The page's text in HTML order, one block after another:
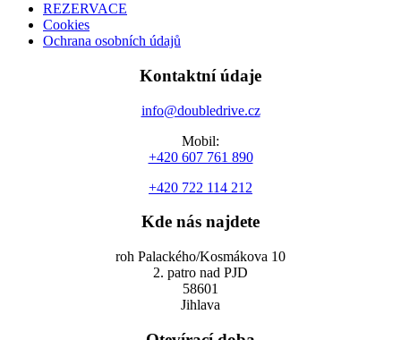
REZERVACE
Cookies
Ochrana osobních údajů
Kontaktní údaje
info@doubledrive.cz
Mobil:
+420 607 761 890
+420 722 114 212
Kde nás najdete
roh Palackého/Kosmákova 10
2. patro nad PJD
58601
Jihlava